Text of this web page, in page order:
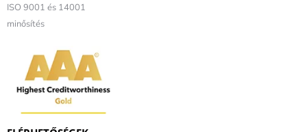
ISO 9001 és 14001
minősítés